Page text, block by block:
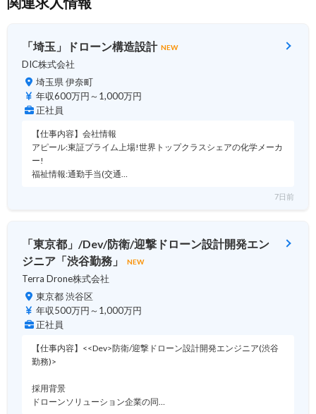
「埼玉」ドローン構造設計 NEW
DIC株式会社
埼玉県 伊奈町
年収600万円～1,000万円
正社員
【仕事内容】会社情報
アピール:東証プライム上場!世界トップクラスシェアの化学メーカ
ー!
福祉情報:通勤手当(交通…
7日前
「東京都」/Dev/防衛/迎撃ドローン設計開発エン
ジニア「渋谷勤務」
NEW
Terra Drone株式会社
東京都 渋谷区
年収500万円～1,000万円
正社員
【仕事内容】<<Dev>防衛/迎撃ドローン設計開発エンジニア(渋谷
勤務)>
採用背景
ドローンソリューション企業の同…